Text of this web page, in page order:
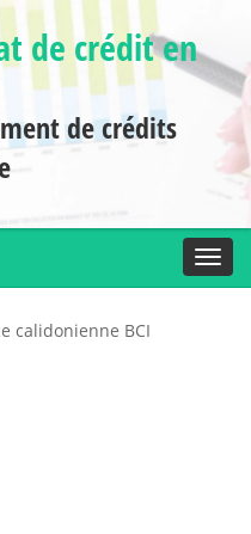
de crédit en
de crédits
calidonienne BCI